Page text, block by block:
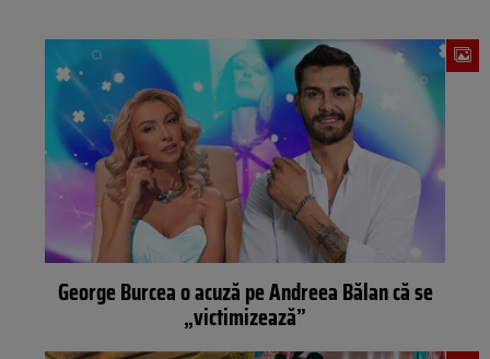
George Burcea o acuză pe Andreea Bălan că se
„victimizează”